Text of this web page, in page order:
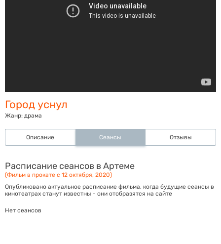
Город уснул
Жанр: драма
Описание Сеансы Отзывы
Расписание сеансов в Артеме
(Фильм в прокате с 12 октября, 2020)
Опубликовано актуальное расписание фильма, когда будущие сеансы в
кинотеатрах станут известны - они отобразятся на сайте
Нет сеансов